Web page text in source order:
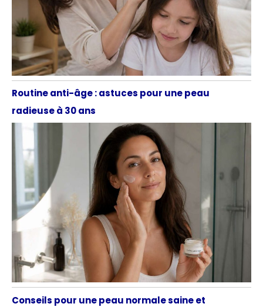
Routine anti-âge : astuces pour une peau
radieuse à 30 ans
Conseils pour une peau normale saine et